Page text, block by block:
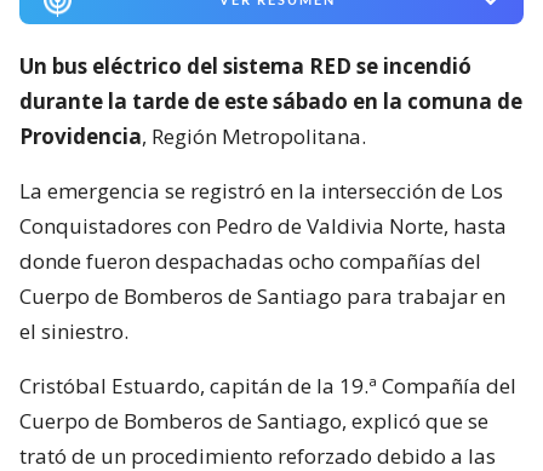
Un bus eléctrico del sistema RED se incendió
durante la tarde de este sábado en la comuna de
Providencia, Región Metropolitana.
La emergencia se registró en la intersección de Los
Conquistadores con Pedro de Valdivia Norte, hasta
donde fueron despachadas ocho compañías del
Cuerpo de Bomberos de Santiago para trabajar en
el siniestro.
Cristóbal Estuardo, capitán de la 19.ª Compañía del
Cuerpo de Bomberos de Santiago, explicó que se
trató de un procedimiento reforzado debido a las